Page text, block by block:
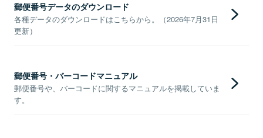
郵便番号データのダウンロード
各種データのダウンロードはこちらから。（2026年7月31日
更新）
郵便番号・バーコードマニュアル
郵便番号や、バーコードに関するマニュアルを掲載していま
す。